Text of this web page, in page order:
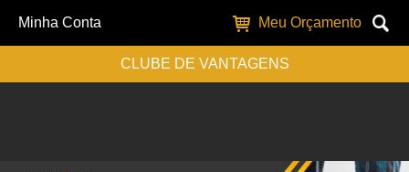
Minha Conta Meu Orçamento
CLUBE DE VANTAGENS